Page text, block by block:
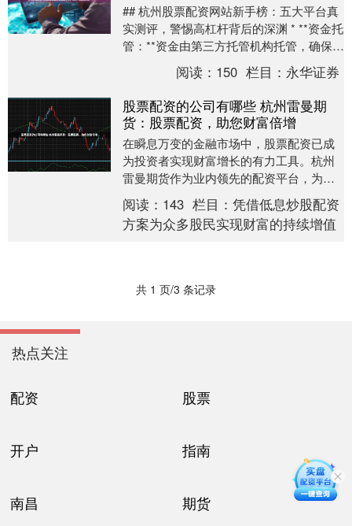
## 杭州股票配资网站新手榜：五大平台真
实测评，警惕高杠杆背后的深渊 * **资金托
管：**资金由第三方托管机构托管，确保资
金安全。 在杭州这座资本活跃的城市，....
阅读： 150 栏目： 永华证券
股票配资的公司有哪些 杭州雷曼期
货：股票配资，助您财富倍增
在瞬息万变的金融市场中，股票配资已成
为投资者实现财富增长的有力工具。杭州
雷曼期货作为业内领先的配资平台，为您
提供安全、便捷、专业的股票配资服务。 *
**放大收....
阅读： 143 栏目： 凭借低息炒股配资
方案为众多股民实现财富的持续增值
共 1 页/3 条记录
热点关注
配资 股票
开户 指南
南昌 期货